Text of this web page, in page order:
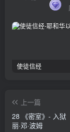
使徒信经
上一篇
28 《密室》- 入狱
丽·邓·波姆